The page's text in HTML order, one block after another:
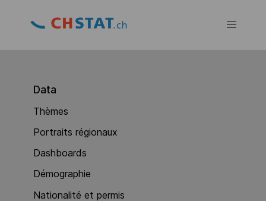
Data
Thèmes
Portraits régionaux
Dashboards
Démographie
Nationalité et permis